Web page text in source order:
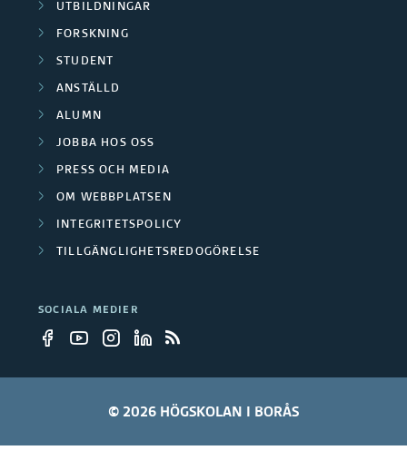
UTBILDNINGAR
FORSKNING
STUDENT
ANSTÄLLD
ALUMN
JOBBA HOS OSS
PRESS OCH MEDIA
OM WEBBPLATSEN
INTEGRITETSPOLICY
TILLGÄNGLIGHETSREDOGÖRELSE
SOCIALA MEDIER
© 2026 HÖGSKOLAN I BORÅS